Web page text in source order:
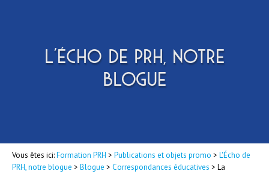
L'ÉCHO DE PRH, NOTRE
BLOGUE
Vous êtes ici:Formation PRH > Publications et objets promo > L'Écho de
PRH, notre blogue > Blogue > Correspondances éducatives > La